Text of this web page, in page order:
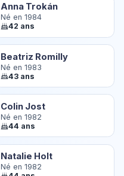
Anna Trokán
Né en 1984
42 ans
Beatriz Romilly
Né en 1983
43 ans
Colin Jost
Né en 1982
44 ans
Natalie Holt
Né en 1982